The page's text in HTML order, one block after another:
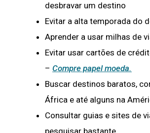
desbravar um destino
Evitar a alta temporada do
Aprender a usar milhas de
Evitar usar cartões de
– Compre papel moeda.
Buscar destinos baratos,
África e até alguns na
Consultar guias e sites de